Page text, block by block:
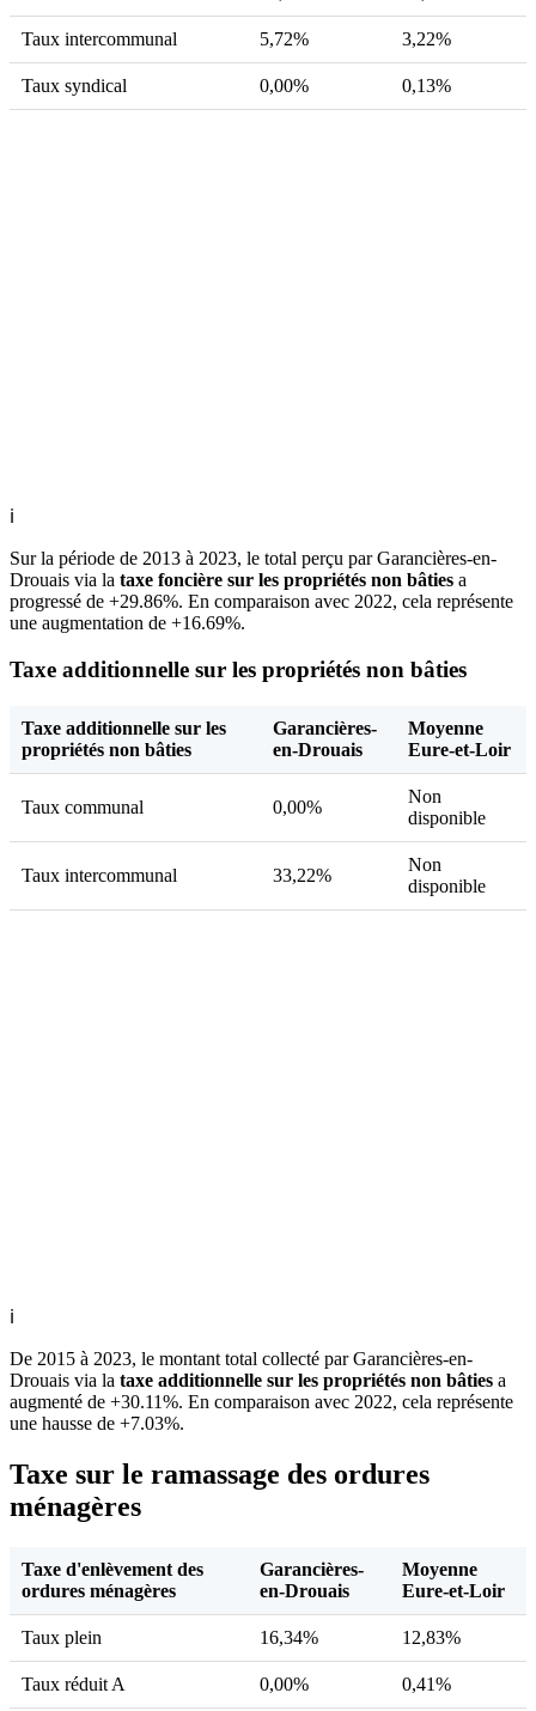
Taux intercommunal 5,72% 3,22%
Taux syndical 0,00% 0,13%
ℹ
Sur la période de 2013 à 2023, le total perçu par Garancières-en-
Drouais via la taxe foncière sur les propriétés non bâties a
progressé de +29.86%. En comparaison avec 2022, cela représente
une augmentation de +16.69%.
Taxe additionnelle sur les propriétés non bâties
Taxe additionnelle sur les
propriétés non bâties
Garancières-
en-Drouais
Moyenne
Eure-et-Loir
Taux communal 0,00%
Non
disponible
Taux intercommunal 33,22%
Non
disponible
ℹ
De 2015 à 2023, le montant total collecté par Garancières-en-
Drouais via la taxe additionnelle sur les propriétés non bâties a
augmenté de +30.11%. En comparaison avec 2022, cela représente
une hausse de +7.03%.
Taxe sur le ramassage des ordures
ménagères
Taxe d'enlèvement des
ordures ménagères
Garancières-
en-Drouais
Moyenne
Eure-et-Loir
Taux plein 16,34% 12,83%
Taux réduit A 0,00% 0,41%